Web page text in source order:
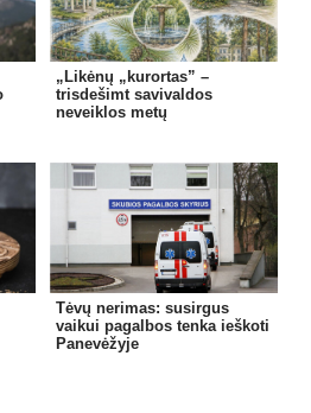
„Likėnų „kurortas” –
trisdešimt savivaldos
neveiklos metų
Tėvų nerimas: susirgus
vaikui pagalbos tenka ieškoti
Panevėžyje